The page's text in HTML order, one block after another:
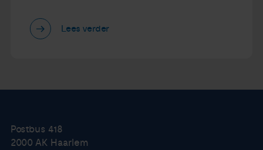
Lees verder
Postbus 418
2000 AK Haarlem